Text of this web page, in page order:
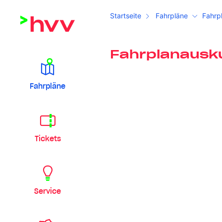
Startseite Fahrpläne
Fahrpläne
Tickets
Service